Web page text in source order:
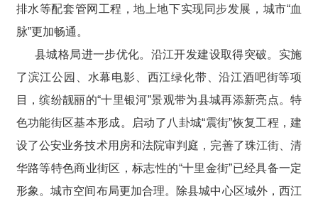
排水等配套管网工程，地上地下实现同步发展，城市“血
脉”更加畅通。
县城格局进一步优化。沿江开发建设取得突破。实施
了滨江公园、水幕电影、西江绿化带、沿江酒吧街等项
目，缤纷靓丽的“十里银河”景观带为县城再添新亮点。特
色功能街区基本形成。启动了八卦城“震街”恢复工程，建
设了公安业务技术用房和法院审判庭，完善了珠江街、清
华路等特色商业街区，标志性的“十里金街”已经具备一定
形象。城市空间布局更加合理。除县城中心区域外，西江